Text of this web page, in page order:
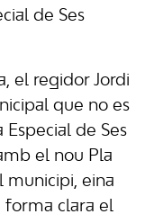
de Ses
el regidor Jordi
que no es
de Ses
el nou Pla
municipi, eina
forma clara el